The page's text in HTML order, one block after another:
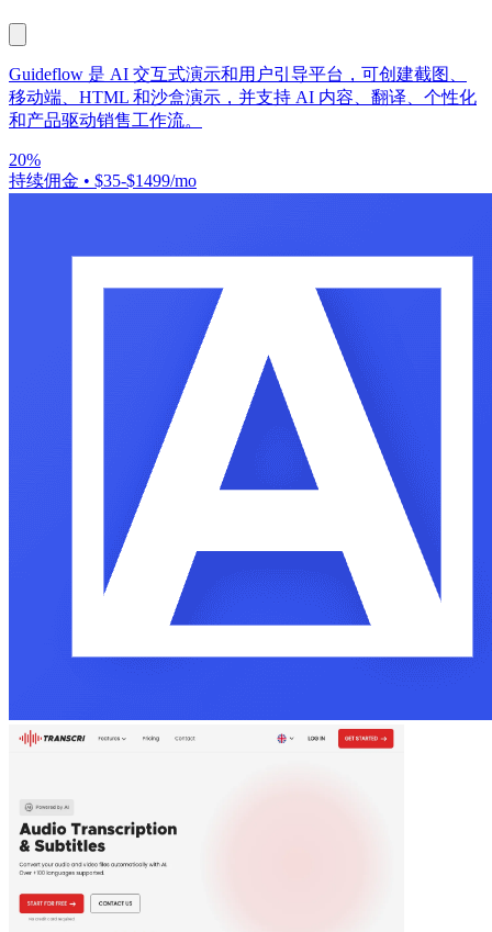
Guideflow 是 AI 交互式演示和用户引导平台，可创建截图、
移动端、HTML 和沙盒演示，并支持 AI 内容、翻译、个性化
和产品驱动销售工作流。
20%
持续佣金 • $35-$1499/mo